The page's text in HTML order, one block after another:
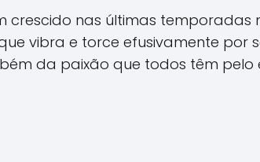
nas últimas temporadas
vibra e torce efusivamente por
da paixão que todos têm